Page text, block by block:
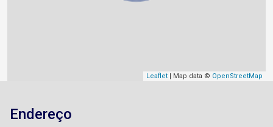
Leaflet | Map data © OpenStreetMap
Endereço